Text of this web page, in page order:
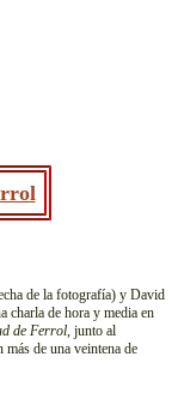
de la fotografía) y David
charla de hora y media en
de Ferrol, junto al
de una veintena de